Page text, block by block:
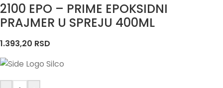
2100 EPO – PRIME EPOKSIDNI
PRAJMER U SPREJU 400ML
1.393,20 RSD